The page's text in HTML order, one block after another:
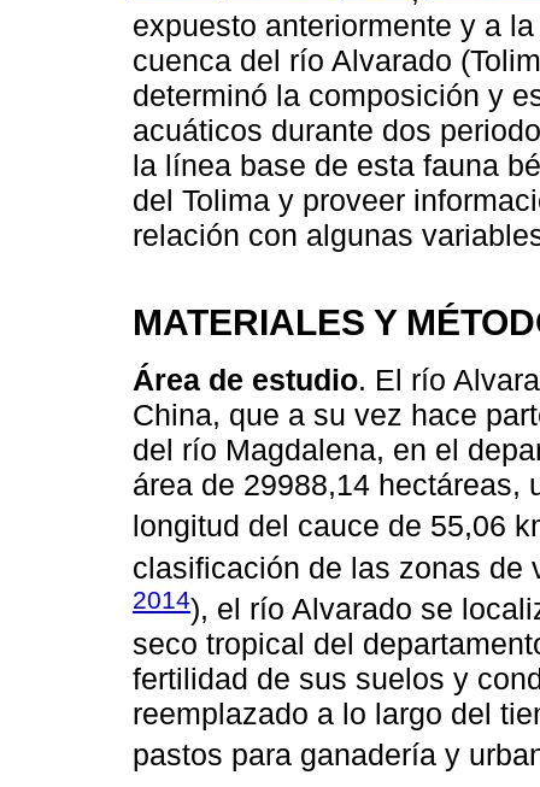
expuesto anteriormente y a
cuenca del río Alvarado
determinó la composición y
acuáticos durante dos
la línea base de esta fauna
del Tolima y proveer
relación con algunas
MATERIALES Y
Área de estudio. El río
China, que a su vez hace
del río Magdalena, en el
área de 29988,14 hectáreas,
longitud del cauce de 55,06
clasificación de las zonas de
2014), el río Alvarado se
seco tropical del
fertilidad de sus suelos y
reemplazado a lo largo del
pastos para ganadería y